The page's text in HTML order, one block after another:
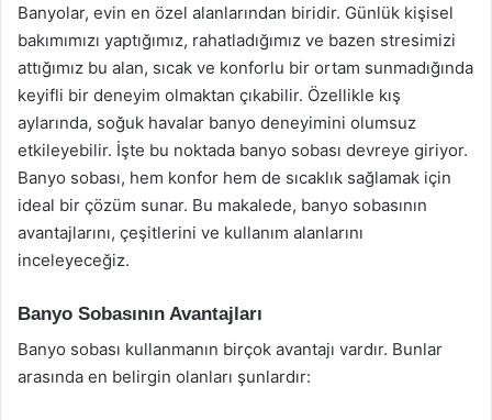
Banyolar, evin en özel alanlarından biridir. Günlük kişisel
bakımımızı yaptığımız, rahatladığımız ve bazen stresimizi
attığımız bu alan, sıcak ve konforlu bir ortam sunmadığında
keyifli bir deneyim olmaktan çıkabilir. Özellikle kış
aylarında, soğuk havalar banyo deneyimini olumsuz
etkileyebilir. İşte bu noktada banyo sobası devreye giriyor.
Banyo sobası, hem konfor hem de sıcaklık sağlamak için
ideal bir çözüm sunar. Bu makalede, banyo sobasının
avantajlarını, çeşitlerini ve kullanım alanlarını
inceleyeceğiz.
Banyo Sobasının Avantajları
Banyo sobası kullanmanın birçok avantajı vardır. Bunlar
arasında en belirgin olanları şunlardır: